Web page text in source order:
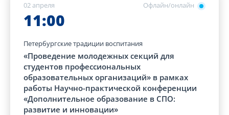
Офлайн/онлайн
02 апреля
11:00
Петербургские традиции воспитания
«Проведение молодежных секций для
студентов профессиональных
образовательных организаций» в рамках
работы Научно-практической конференции
«Дополнительное образование в СПО:
развитие и инновации»